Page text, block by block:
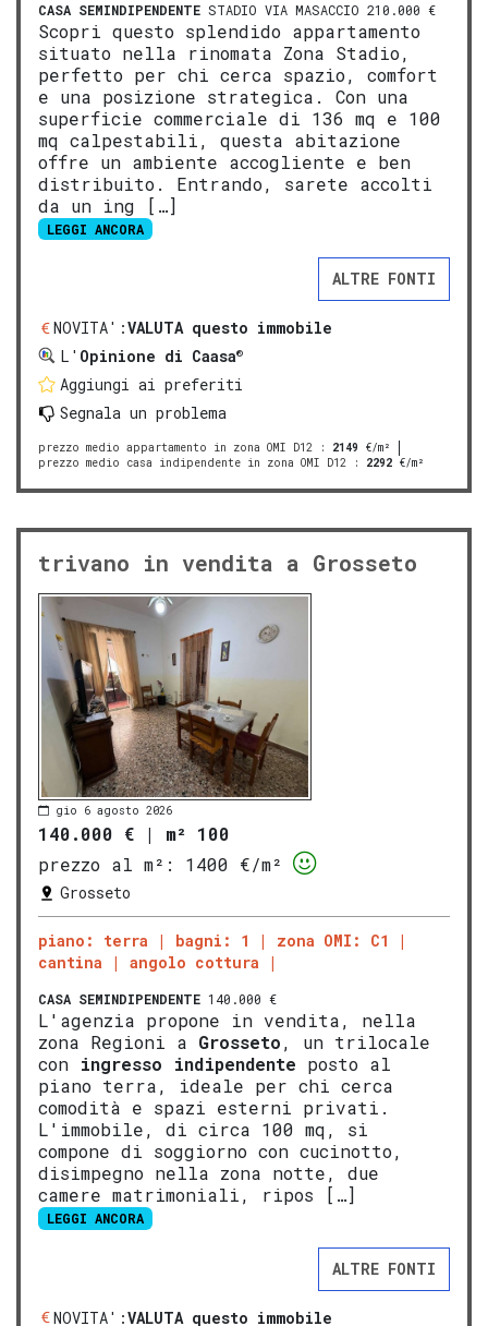
CASA SEMINDIPENDENTE STADIO VIA MASACCIO 210.000 €
Scopri questo splendido appartamento
situato nella rinomata Zona Stadio,
perfetto per chi cerca spazio, comfort
e una posizione strategica. Con una
superficie commerciale di 136 mq e 100
mq calpestabili, questa abitazione
offre un ambiente accogliente e ben
distribuito. Entrando, sarete accolti
da un ing […]
LEGGI ANCORA
ALTRE FONTI
NOVITA':VALUTA questo immobile
L' Opinione di Caasa®
Aggiungi ai preferiti
Segnala un problema
prezzo medio appartamento in zona OMI D12 : 2149 €/m²
prezzo medio casa indipendente in zona OMI D12 : 2292 €/m²
trivano in vendita a Grosseto
gio 6 agosto 2026
140.000 € | m² 100
prezzo al m²:
1400 €/m²
Grosseto
piano: terra bagni: 1
zona OMI: C1
cantina
angolo cottura
CASA SEMINDIPENDENTE 140.000 €
L'agenzia propone in vendita, nella
zona Regioni a Grosseto, un trilocale
con ingresso indipendente posto al
piano terra, ideale per chi cerca
comodità e spazi esterni privati.
L'immobile, di circa 100 mq, si
compone di soggiorno con cucinotto,
disimpegno nella zona notte, due
camere matrimoniali, ripos […]
LEGGI ANCORA
ALTRE FONTI
NOVITA':VALUTA questo immobile